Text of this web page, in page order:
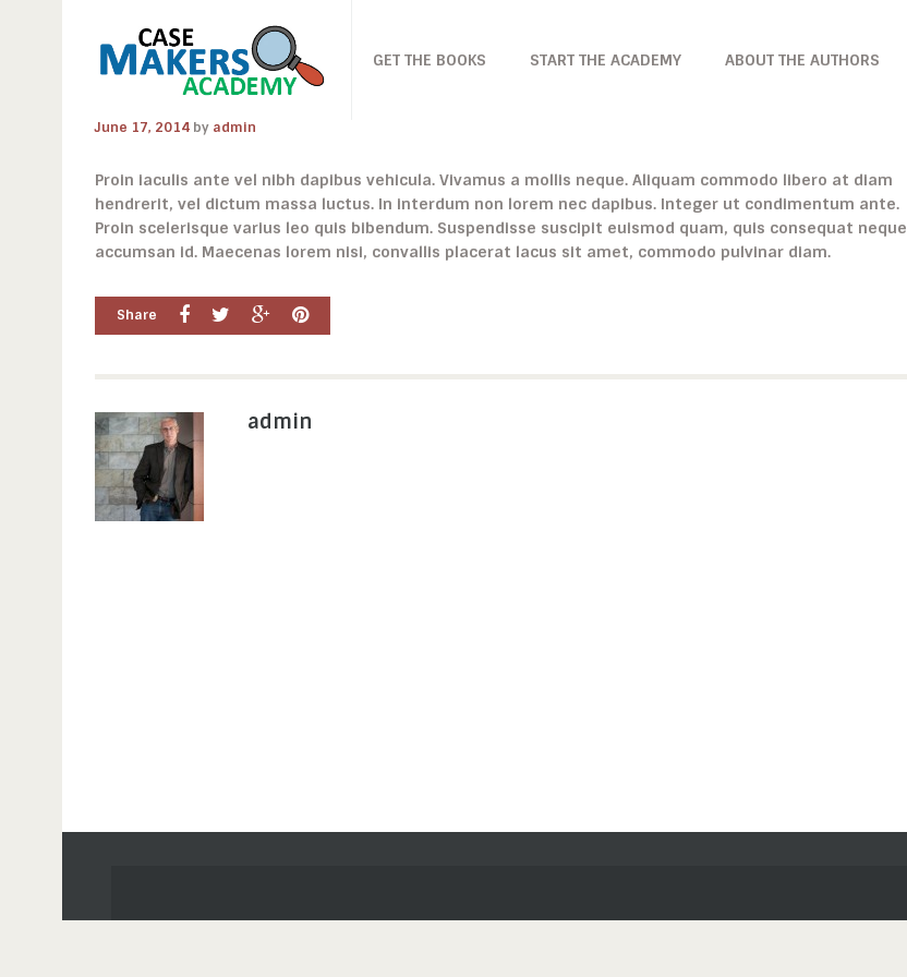
GET THE BOOKS START THE ACADEMY ABOUT THE AUTHORS
June 17, 2014 by admin
Proin iaculis ante vel nibh dapibus vehicula. Vivamus a mollis neque. Aliquam commodo libero at diam
hendrerit, vel dictum massa luctus. In interdum non lorem nec dapibus. Integer ut condimentum ante.
Proin scelerisque varius leo quis bibendum. Suspendisse suscipit euismod quam, quis consequat neque
accumsan id. Maecenas lorem nisi, convallis placerat lacus sit amet, commodo pulvinar diam.
Share
admin